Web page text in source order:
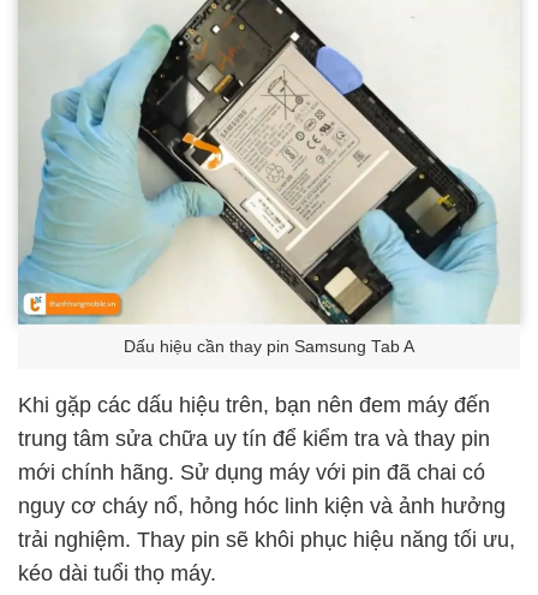
Dấu hiệu cần thay pin Samsung Tab A
Khi gặp các dấu hiệu trên, bạn nên đem máy đến
trung tâm sửa chữa uy tín để kiểm tra và thay pin
mới chính hãng. Sử dụng máy với pin đã chai có
nguy cơ cháy nổ, hỏng hóc linh kiện và ảnh hưởng
trải nghiệm. Thay pin sẽ khôi phục hiệu năng tối ưu,
kéo dài tuổi thọ máy.